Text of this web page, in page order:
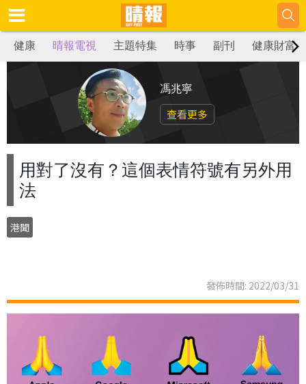
健康 晴報電視 主題特集 時事 副刊 健康財富
馮兆寧
查看更多
用對了沒有？這個表情符號有另外用
法
港聞
發佈時間: 2022/03/31